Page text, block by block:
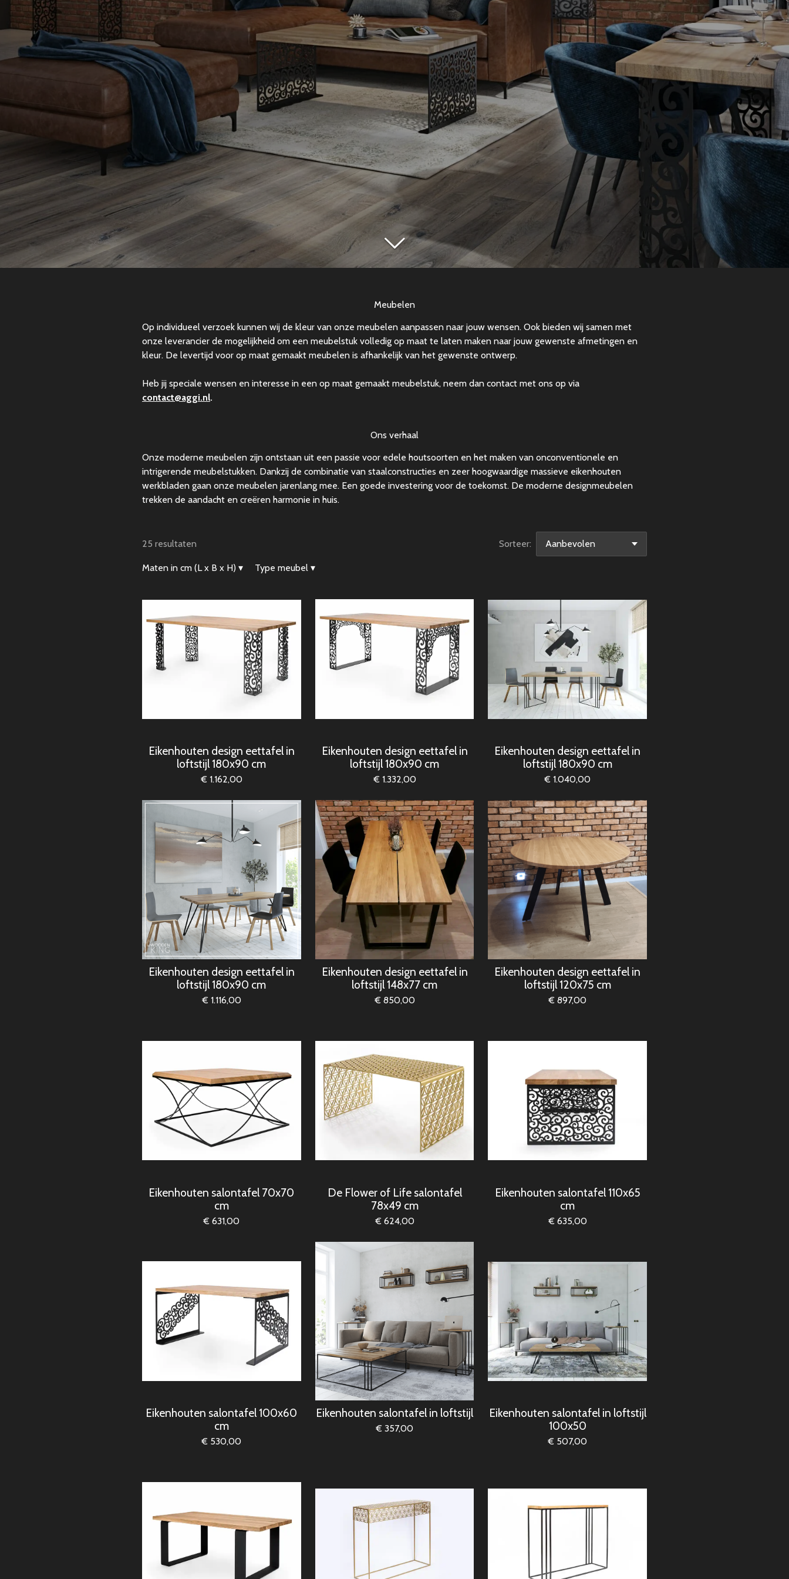
Meubelen
Op individueel verzoek kunnen wij de kleur van onze meubelen aanpassen naar jouw wensen. Ook bieden wij samen met
onze leverancier de mogelijkheid om een meubelstuk volledig op maat te laten maken naar jouw gewenste afmetingen en
kleur. De levertijd voor op maat gemaakt meubelen is afhankelijk van het gewenste ontwerp.
Heb jij speciale wensen en interesse in een op maat gemaakt meubelstuk, neem dan contact met ons op via
contact@aggi.nl.
Ons verhaal
Onze moderne meubelen zijn ontstaan uit een passie voor edele houtsoorten en het maken van onconventionele en
intrigerende meubelstukken. Dankzij de combinatie van staalconstructies en zeer hoogwaardige massieve eikenhouten
werkbladen gaan onze meubelen jarenlang mee. Een goede investering voor de toekomst. De moderne designmeubelen
trekken de aandacht en creëren harmonie in huis.
25 resultaten Sorteer:
Maten in cm (L x B x H) ▾ Type meubel ▾
Eikenhouten design eettafel in
loftstijl 180x90 cm
€ 1.162,00
Eikenhouten design eettafel in
loftstijl 180x90 cm
€ 1.332,00
Eikenhouten design eettafel in
loftstijl 180x90 cm
€ 1.040,00
Eikenhouten design eettafel in
loftstijl 180x90 cm
€ 1.116,00
Eikenhouten design eettafel in
loftstijl 148x77 cm
€ 850,00
Eikenhouten design eettafel in
loftstijl 120x75 cm
€ 897,00
Eikenhouten salontafel 70x70
cm
€ 631,00
De Flower of Life salontafel
78x49 cm
€ 624,00
Eikenhouten salontafel 110x65
cm
€ 635,00
Eikenhouten salontafel 100x60
cm
€ 530,00
Eikenhouten salontafel in loftstijl
€ 357,00
Eikenhouten salontafel in loftstijl
100x50
€ 507,00